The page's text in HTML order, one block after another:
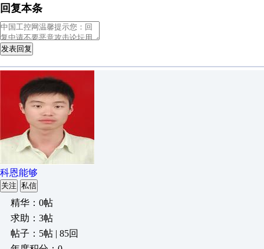
回复本条
发表回复
科恩能够
关注 私信
精华：0帖
求助：3帖
帖子：5帖 | 85回